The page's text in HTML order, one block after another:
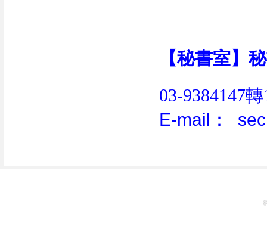
【秘書室】
03-9384147轉
E-mail：